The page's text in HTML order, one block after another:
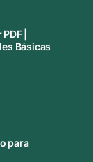
|
Básicas
para